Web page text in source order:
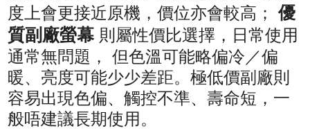
度上會更接近原機，價位亦會較高；優
質副廠螢幕則屬性價比選擇，日常使用
通常無問題， 但色溫可能略偏冷／偏
暖、亮度可能少少差距。極低價副廠則
容易出現色偏、觸控不準、壽命短，一
般唔建議長期使用。